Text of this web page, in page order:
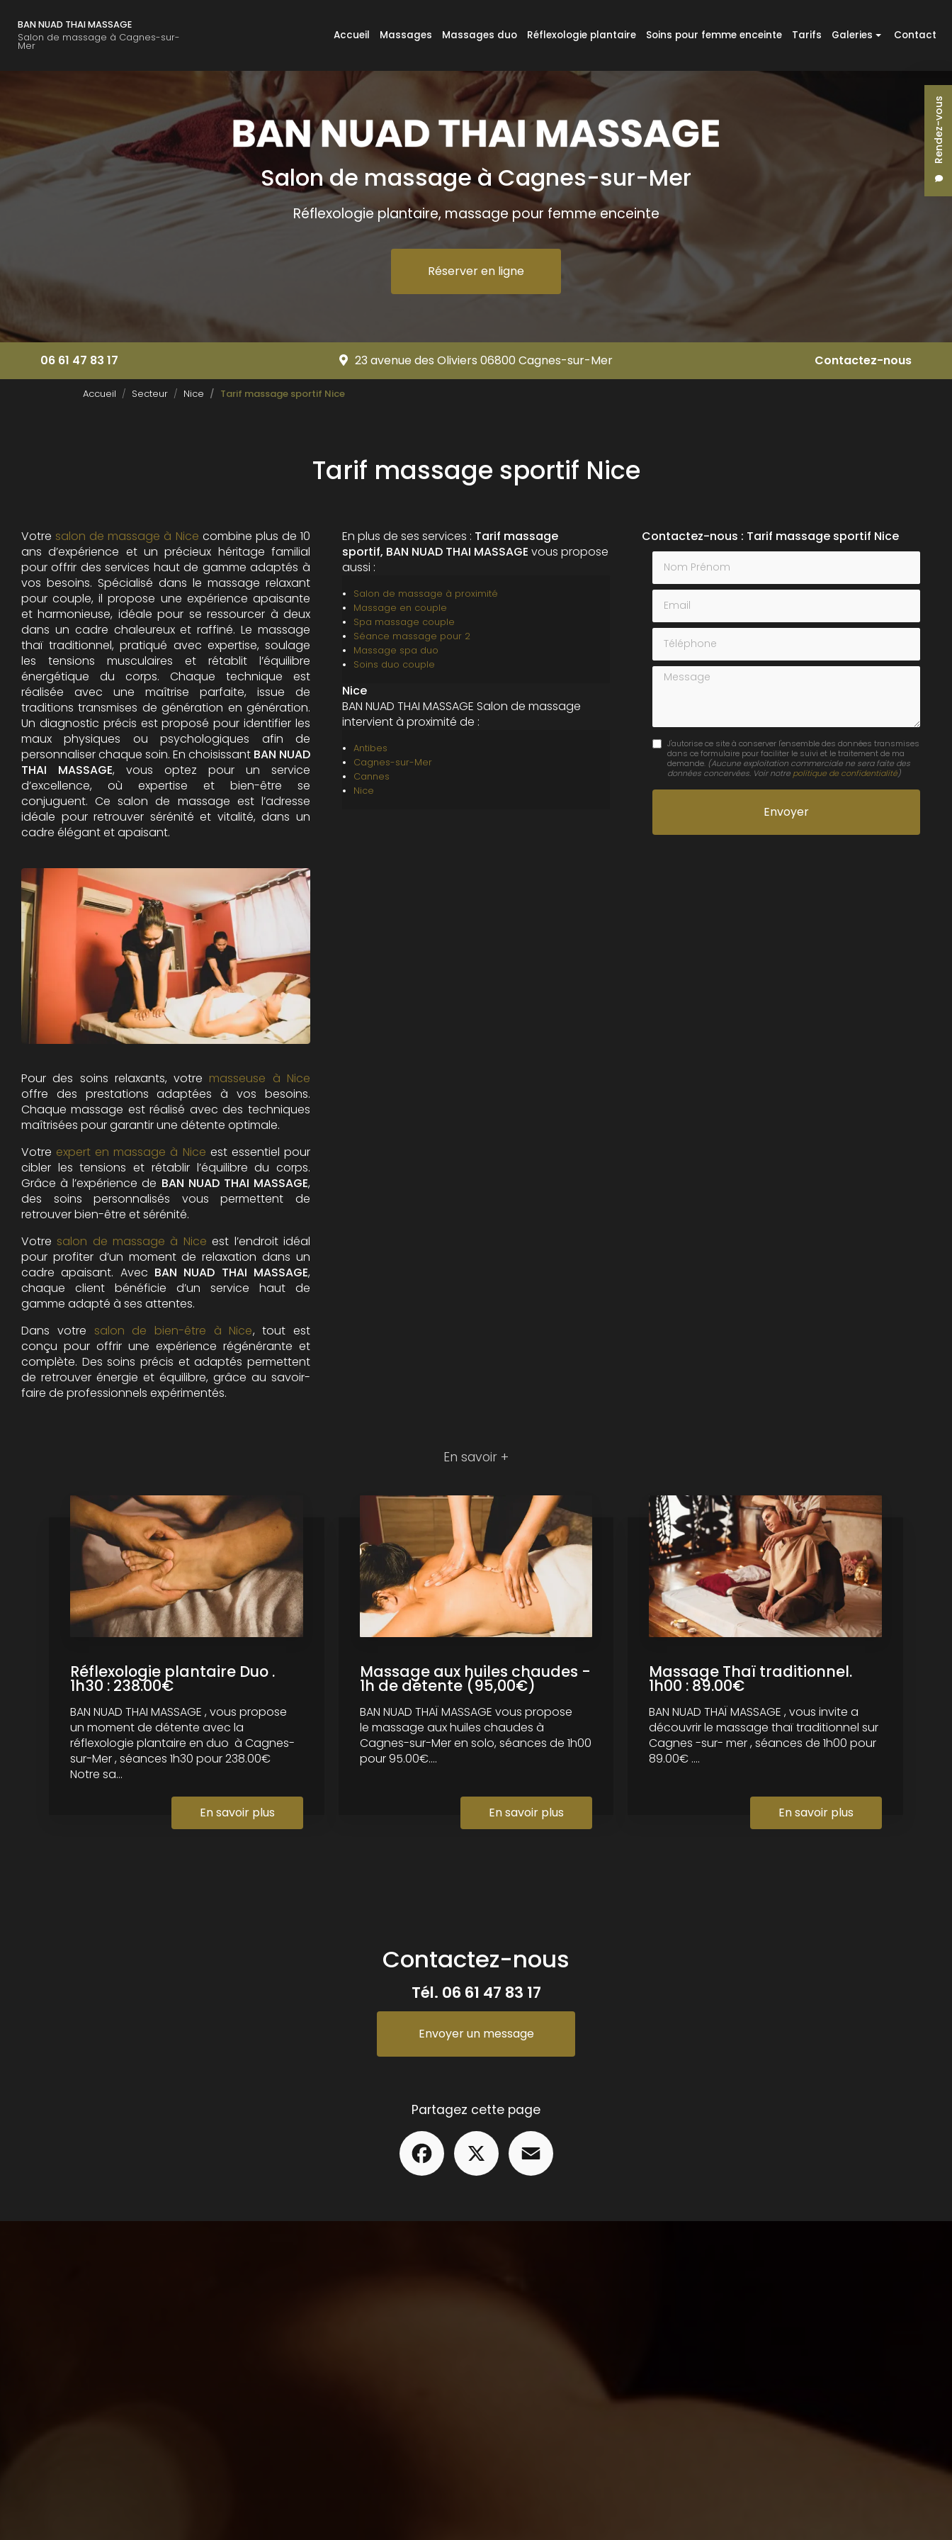
contenu
principal
BAN NUAD THAI MASSAGE
Salon de massage à Cagnes-sur-
Mer
Rendez-vous
Accueil Massages Massages duo Réflexologie plantaire Soins pour femme enceinte Tarifs Galeries
Massages duo
Réflexologie plantaire
Contact
Salon de massage à Cagnes-sur-Mer
Réflexologie plantaire, massage pour femme enceinte
Réserver en ligne
06 61 47 83 17 23 avenue des Oliviers 06800 Cagnes-sur-Mer Contactez-nous
Accueil Secteur Nice Tarif massage sportif Nice
Tarif massage sportif Nice
Votre salon de massage à Nice combine plus de 10
ans d’expérience et un précieux héritage familial
pour offrir des services haut de gamme adaptés à
vos besoins. Spécialisé dans le massage relaxant
pour couple, il propose une expérience apaisante
et harmonieuse, idéale pour se ressourcer à deux
dans un cadre chaleureux et raffiné. Le massage
thaï traditionnel, pratiqué avec expertise, soulage
les tensions musculaires et rétablit l’équilibre
énergétique du corps. Chaque technique est
réalisée avec une maîtrise parfaite, issue de
traditions transmises de génération en génération.
Un diagnostic précis est proposé pour identifier les
maux physiques ou psychologiques afin de
personnaliser chaque soin. En choisissant BAN NUAD
THAI MASSAGE, vous optez pour un service
d’excellence, où expertise et bien-être se
conjuguent. Ce salon de massage est l’adresse
idéale pour retrouver sérénité et vitalité, dans un
cadre élégant et apaisant.
Pour des soins relaxants, votre masseuse à Nice
offre des prestations adaptées à vos besoins.
Chaque massage est réalisé avec des techniques
maîtrisées pour garantir une détente optimale.
Votre expert en massage à Nice est essentiel pour
cibler les tensions et rétablir l’équilibre du corps.
Grâce à l’expérience de BAN NUAD THAI MASSAGE,
des soins personnalisés vous permettent de
retrouver bien-être et sérénité.
Votre salon de massage à Nice est l’endroit idéal
pour profiter d’un moment de relaxation dans un
cadre apaisant. Avec BAN NUAD THAI MASSAGE,
chaque client bénéficie d’un service haut de
gamme adapté à ses attentes.
Dans votre salon de bien-être à Nice, tout est
conçu pour offrir une expérience régénérante et
complète. Des soins précis et adaptés permettent
de retrouver énergie et équilibre, grâce au savoir-
faire de professionnels expérimentés.
En plus de ses services : Tarif massage
sportif, BAN NUAD THAI MASSAGE vous propose
aussi :
Salon de massage à proximité
Massage en couple
Spa massage couple
Séance massage pour 2
Massage spa duo
Soins duo couple
Nice
BAN NUAD THAI MASSAGE Salon de massage
intervient à proximité de :
Antibes
Cagnes-sur-Mer
Cannes
Nice
Contactez-nous : Tarif massage sportif Nice
Nom Prénom
Email
Téléphone
Message
J'autorise ce site à conserver l'ensemble des données transmises
dans ce formulaire pour faciliter le suivi et le traitement de ma
demande. (Aucune exploitation commerciale ne sera faite des
données concervées. Voir notre politique de confidentialité)
En savoir +
Réflexologie plantaire Duo .
1h30 : 238.00€
BAN NUAD THAI MASSAGE , vous propose
un moment de détente avec la
réflexologie plantaire en duo à Cagnes-
sur-Mer , séances 1h30 pour 238.00€
Notre sa...
En savoir plus
Massage aux huiles chaudes -
1h de détente (95,00€)
BAN NUAD THAÏ MASSAGE vous propose
le massage aux huiles chaudes à
Cagnes-sur-Mer en solo, séances de 1h00
pour 95.00€....
En savoir plus
Massage Thaï traditionnel.
1h00 : 89.00€
BAN NUAD THAÏ MASSAGE , vous invite a
découvrir le massage thaï traditionnel sur
Cagnes -sur- mer , séances de 1h00 pour
89.00€ ....
En savoir plus
Contactez-nous
Tél. 06 61 47 83 17
Envoyer un message
Partagez cette page
Facebook